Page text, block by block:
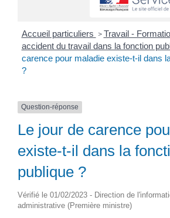
Accueil particuliers > Travail -
accident du travail dans la fonction
carence pour maladie existe-t-il dans
?
Question-réponse
Le jour de carence
existe-t-il dans la
publique ?
Vérifié le 01/02/2023 - Direction de
administrative (Première ministre)